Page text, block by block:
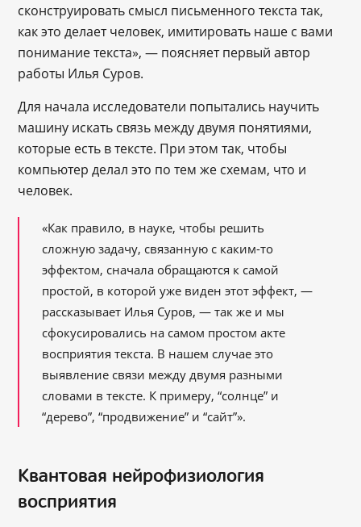
сконструировать смысл письменного текста так,
как это делает человек, имитировать наше с вами
понимание текста», — поясняет первый автор
работы Илья Суров.
Для начала исследователи попытались научить
машину искать связь между двумя понятиями,
которые есть в тексте. При этом так, чтобы
компьютер делал это по тем же схемам, что и
человек.
«Как правило, в науке, чтобы решить
сложную задачу, связанную с каким-то
эффектом, сначала обращаются к самой
простой, в которой уже виден этот эффект, —
рассказывает Илья Суров, — так же и мы
сфокусировались на самом простом акте
восприятия текста. В нашем случае это
выявление связи между двумя разными
словами в тексте. К примеру, “солнце” и
“дерево”, “продвижение” и “сайт”».
Квантовая нейрофизиология
восприятия